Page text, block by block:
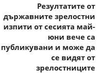
Резултатите от
държавните зрелостни
изпити от сесията май-
юни вече са
публикувани и може да
се видят от
зрелостниците